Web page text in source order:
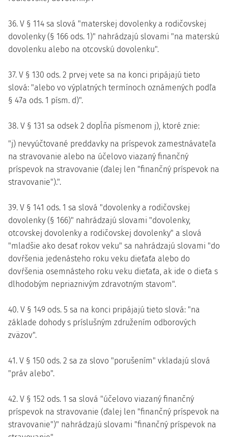
36. V § 114 sa slová "materskej dovolenky a rodičovskej
dovolenky (§ 166 ods. 1)" nahrádzajú slovami "na materskú
dovolenku alebo na otcovskú dovolenku".
37. V § 130 ods. 2 prvej vete sa na konci pripájajú tieto
slová: "alebo vo výplatných termínoch oznámených podľa
§ 47a ods. 1 písm. d)".
38. V § 131 sa odsek 2 dopĺňa písmenom j), ktoré znie:
"j) nevyúčtované preddavky na príspevok zamestnávateľa
na stravovanie alebo na účelovo viazaný finančný
príspevok na stravovanie (ďalej len "finančný príspevok na
stravovanie").".
39. V § 141 ods. 1 sa slová "dovolenky a rodičovskej
dovolenky (§ 166)" nahrádzajú slovami "dovolenky,
otcovskej dovolenky a rodičovskej dovolenky" a slová
"mladšie ako desať rokov veku" sa nahrádzajú slovami "do
dovŕšenia jedenásteho roku veku dieťaťa alebo do
dovŕšenia osemnásteho roku veku dieťaťa, ak ide o dieťa s
dlhodobým nepriaznivým zdravotným stavom".
40. V § 149 ods. 5 sa na konci pripájajú tieto slová: "na
základe dohody s príslušným združením odborových
zväzov".
41. V § 150 ods. 2 sa za slovo "porušením" vkladajú slová
"práv alebo".
42. V § 152 ods. 1 sa slová "účelovo viazaný finančný
príspevok na stravovanie (ďalej len "finančný príspevok na
stravovanie")" nahrádzajú slovami "finančný príspevok na